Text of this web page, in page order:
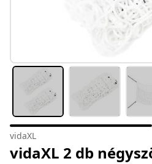
vidaXL
vidaXL 2 db